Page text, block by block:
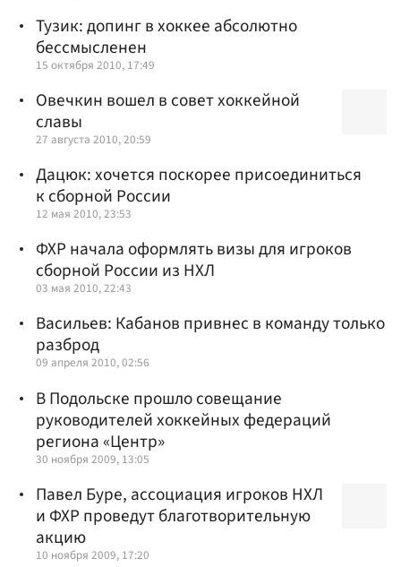
Тузик: допинг в хоккее абсолютно
бессмысленен
15 октября 2010, 17:49
Овечкин вошел в совет хоккейной
славы
27 августа 2010, 20:59
Дацюк: хочется поскорее присоединиться
к сборной России
12 мая 2010, 23:53
ФХР начала оформлять визы для игроков
сборной России из НХЛ
03 мая 2010, 22:43
Васильев: Кабанов привнес в команду только
разброд
09 апреля 2010, 02:56
В Подольске прошло совещание
руководителей хоккейных федераций
региона «Центр»
30 ноября 2009, 13:05
Павел Буре, ассоциация игроков НХЛ
и ФХР проведут благотворительную
акцию
10 ноября 2009, 17:20